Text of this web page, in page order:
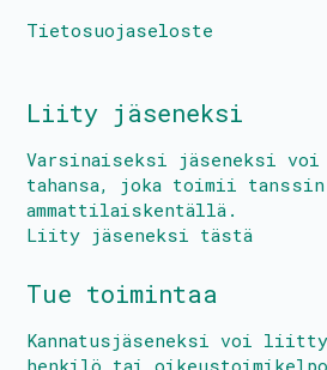
Tietosuojaseloste
Liity jäseneksi
Varsinaiseksi jäseneksi voi
tahansa, joka toimii
ammattilaiskentällä.
Liity jäseneksi tästä
Tue toimintaa
Kannatusjäseneksi voi
henkilö tai